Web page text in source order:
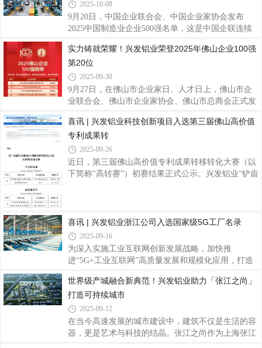
以窄边框、大板块玻璃为特色，视野开阔，符合现代
建筑审美潮流。产品不仅具备优异的抗风压性能和
2025年专家委员会工作会议。集团党委书记、董事长
王立出席会议并讲话。会上，专家委员会主任罗用冠
作了阶段性工作汇报，指出委员会围绕技术创新和工
具技术攻关等方面取得了进展。汇报还分析了当前工
作存在的问题，并制定了后续攻关计划。在此基础
上，与会人员围绕汇报内容进行了座谈交流，进
2025-10-08
9月20日，中国企业联合会、中国企业家协会发布
2025中国制造业企业500强名单，这是中国企联连续
的制造实力和稳健的市场表现，位列榜单第475名，
彰显了公司在复杂市场环境中的强劲韧性与综合竞争
力。据悉，“中国制造业企业500强”榜单由中国企业
联合会、中国企业家协会联合发布，是中国制造业领
域最具权威性和影响力的企业实力评价体系之一。该
其他经营指标，旨在筛选出代表中国制造业发展水平
的领军企业群体。兴发铝业作为中国领先的铝型材
实力铸就荣耀！兴发铝业荣登2025年佛山企业100强
第20位
2025-09-30
9月27日，在佛山市企业家日、人才日上，佛山市企
业联合会、佛山市企业家协会、佛山市总商会正式发
健的经营业绩和坚实的制造根基，荣登2025年佛山企
业100强第20位、佛山制造业企业100强第9位和佛山
企业利税贡献TOP30第17位，彰显兴发铝业在佛山高
质量发展格局中的先进地位和强劲的综合实力。兴发
铝业作为1984年创立于佛山的铝型材行业知名品牌企
喜讯 | 兴发铝业科技创新项目入选第三届佛山高价值
专利成果转
2025-09-26
近日，第三届佛山高价值专利成果转移转化大赛（以
下简称“高转赛”）初赛结果正式公示。兴发铝业“铲齿
合金材料研发与高端制造领域的领先实力，及其推动
产业技术创新和知识产权转化方面的卓越成效。据
悉，“高转赛”由佛山市人民政府、国家知识产权局知
识产权发展研究中心共同主办，佛山市市场监督管理
赛设置初创组、成长组和本土组，采取
喜讯 | 兴发铝业浙江公司入选国家级5G工厂名录
2025-09-16
为深入实施工业互联网创新发展战略，加快推
进“5G+工业互联网”高质量发展和规模化应用，打造
了关于《2025年5G工厂名录》的通知（工信厅信管函
〔2025〕355号），兴发铝业全资子公司——兴发新
材（浙江）有限公司（以下简称“兴发铝业浙江公
司”）成功入选，标志着公司在智能制造和数字化转
型方面取得国家级认可，成为铝型材行业5G全连接工
世界级产城融合新典范！兴发铝业助力「张江之尚」
打造可持续城市
2025-09-12
在当今高速发展的城市建设中，建筑不仅是生活的容
器，更是艺术与科技的结晶。张江之尚作为上海张江